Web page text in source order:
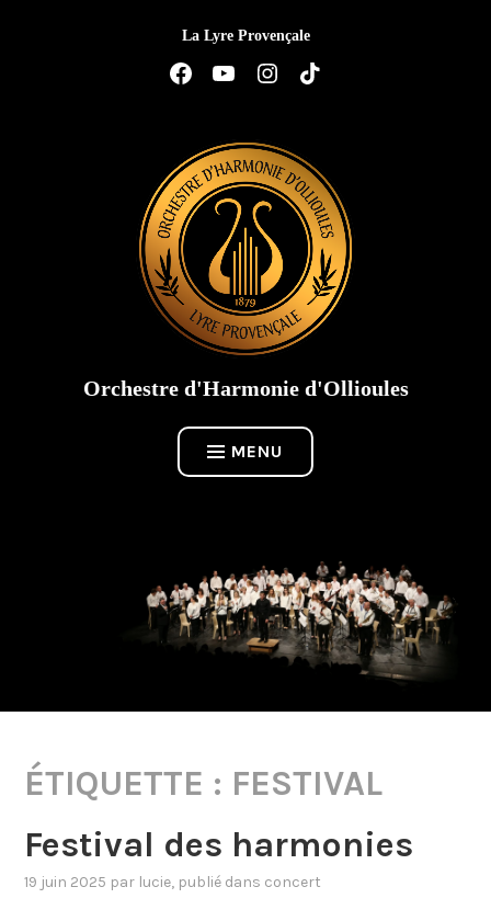
La Lyre Provençale
Élément
de
Élément
de
Élément
de
Élément
de
Orchestre d'Harmonie d'Ollioules
MENU
ÉTIQUETTE : FESTIVAL
Festival des harmonies
19 juin 2025 par lucie, publié dans concert